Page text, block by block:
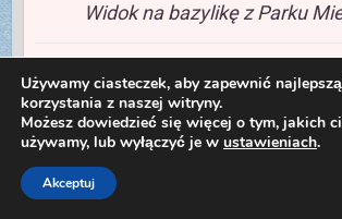
Widok na bazylikę z Parku
Kiedy słońce zelżało,
Rynku, obserwując życie. Co
uwagę – grupki dresiarzy
z głośno grającymi
rozbrzmiewa muzyka rap.
siedzący na ławkach w rynku mieli
Używamy ciasteczek, aby zapewnić
korzystania z naszej witryny.
Możesz dowiedzieć się więcej o tym, jakich
używamy, lub wyłączyć je w ustawieniach.
Akceptuj